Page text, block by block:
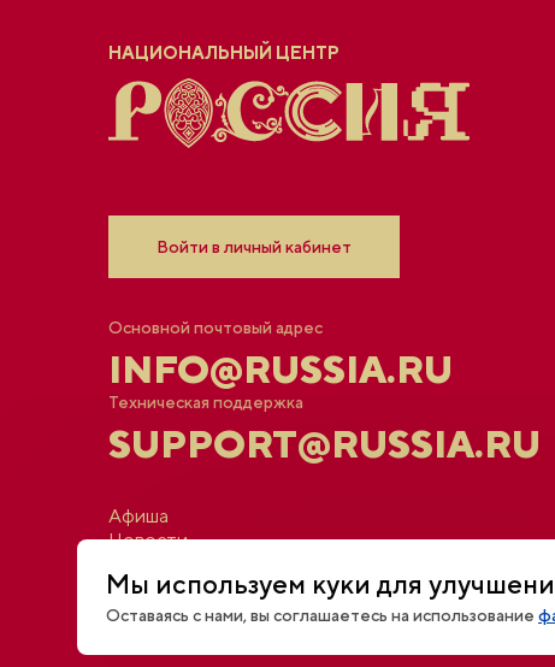
НАЦИОНАЛЬНЫЙ ЦЕНТР
Войти в личный кабинет
Основной почтовый адрес
INFO@RUSSIA.RU
Техническая поддержка
SUPPORT@RUSSIA.RU
Афиша
Новости
Трансляции и видео
Для СМИ
Мы используем куки для
Оставаясь с нами, вы соглашаетесь на использование